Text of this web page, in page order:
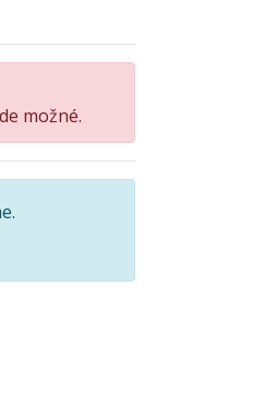
možné.
KONTROLA ORIGINALITY